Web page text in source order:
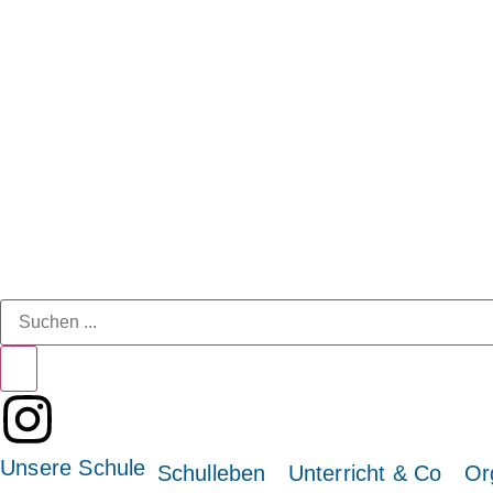
Unsere Schule Schulleben Unterricht & Co